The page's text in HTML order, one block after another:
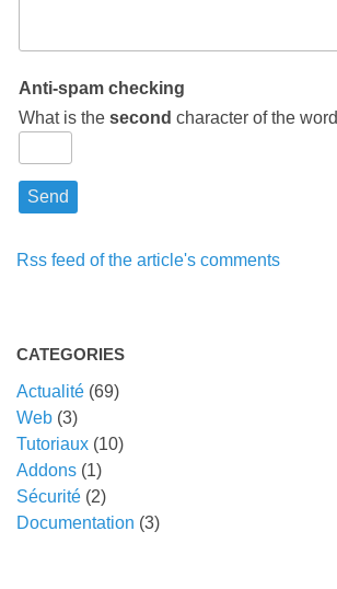
Anti-spam checking
What is the second character of the word
Rss feed of the article's comments
CATEGORIES
Actualité (69)
Web (3)
Tutoriaux (10)
Addons (1)
Sécurité (2)
Documentation (3)